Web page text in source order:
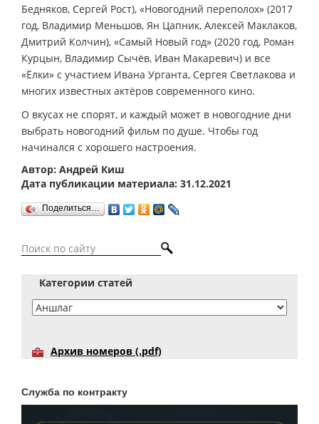
Бедняков, Сергей Рост), «Новогодний переполох» (2017
год, Владимир Меньшов, Ян Цапник, Алексей Маклаков,
Дмитрий Колчин), «Самый Новый год» (2020 год, Роман
Курцын, Владимир Сычёв, Иван Макаревич) и все
«Ёлки» с участием Ивана Урганта, Сергея Светлакова и
многих известных актёров современного кино.
О вкусах не спорят, и каждый может в новогодние дни
выбрать новогодний фильм по душе. Чтобы год
начинался с хорошего настроения.
Автор: Андрей Киш
Дата публикации материала: 31.12.2021
Поделиться…
Категории статей
Архив номеров (.pdf)
Служба по контракту